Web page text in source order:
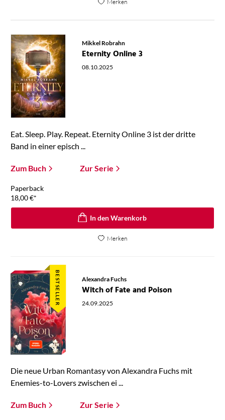
Merken
Mikkel Robrahn
Eternity Online 3
08.10.2025
Eat. Sleep. Play. Repeat. Eternity Online 3 ist der dritte
Band in einer episch ...
Zum Buch Zur Serie
Paperback
18,00€*
In den Warenkorb
Merken
BESTSELLER Alexandra Fuchs
Witch of Fate and Poison
24.09.2025
Die neue Urban Romantasy von Alexandra Fuchs mit
Enemies-to-Lovers zwischen ei ...
Zum Buch Zur Serie